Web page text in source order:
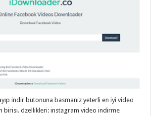
indir butonuna basmanız yeterli en iyi video
birisi. özellikleri: instagram video indirme